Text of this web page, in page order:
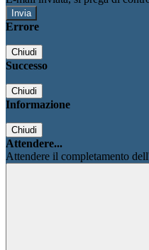
Errore
Chiudi
Successo
Chiudi
Informazione
Chiudi
Attendere...
Attendere il completamento